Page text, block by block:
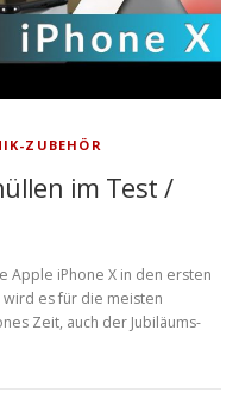
ZUBEHÖR
im Test /
Apple iPhone X in den ersten
es für die meisten
Zeit, auch der Jubiläums-